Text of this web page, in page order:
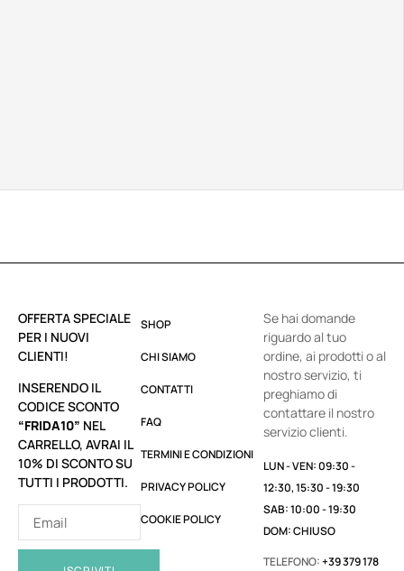
OFFERTA SPECIALE
PER I NUOVI
CLIENTI!
INSERENDO IL
CODICE SCONTO
“FRIDA10” NEL
CARRELLO, AVRAI IL
10% DI SCONTO SU
TUTTI I PRODOTTI.
SHOP
CHI SIAMO
CONTATTI
FAQ
TERMINI E CONDIZIONI
PRIVACY POLICY
COOKIE POLICY
Se hai domande
riguardo al tuo
ordine, ai prodotti o al
nostro servizio, ti
preghiamo di
contattare il nostro
servizio clienti.
LUN - VEN: 09:30 -
12:30, 15:30 - 19:30
SAB: 10:00 - 19:30
DOM: CHIUSO
TELEFONO:+39 379 178